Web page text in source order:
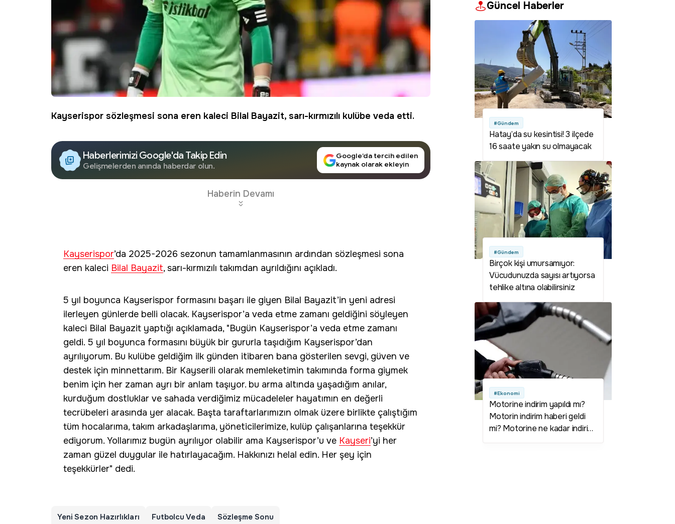
Kayserispor sözleşmesi sona eren kaleci Bilal Bayazit, sarı-kırmızılı kulübe veda etti.
Haberlerimizi Google'da Takip Edin
Gelişmelerden anında haberdar olun.
Google’da tercih edilen
kaynak olarak ekleyin
Haberin Devamı
Kayserispor’da 2025-2026 sezonun tamamlanmasının ardından sözleşmesi sona
eren kaleci Bilal Bayazit, sarı-kırmızılı takımdan ayrıldığını açıkladı.
5 yıl boyunca Kayserispor formasını başarı ile giyen Bilal Bayazit’in yeni adresi
ilerleyen günlerde belli olacak. Kayserispor’a veda etme zamanı geldiğini söyleyen
kaleci Bilal Bayazit yaptığı açıklamada, "Bugün Kayserispor’a veda etme zamanı
geldi. 5 yıl boyunca formasını büyük bir gururla taşıdığım Kayserispor’dan
ayrılıyorum. Bu kulübe geldiğim ilk günden itibaren bana gösterilen sevgi, güven ve
destek için minnettarım. Bir Kayserili olarak memleketimin takımında forma giymek
benim için her zaman ayrı bir anlam taşıyor. bu arma altında yaşadığım anılar,
kurduğum dostluklar ve sahada verdiğimiz mücadeleler hayatımın en değerli
tecrübeleri arasında yer alacak. Başta taraftarlarımızın olmak üzere birlikte çalıştığım
tüm hocalarıma, takım arkadaşlarıma, yöneticilerimize, kulüp çalışanlarına teşekkür
ediyorum. Yollarımız bugün ayrılıyor olabilir ama Kayserispor’u ve Kayseri’yi her
zaman güzel duygular ile hatırlayacağım. Hakkınızı helal edin. Her şey için
teşekkürler" dedi.
Yeni Sezon Hazırlıkları Futbolcu Veda Sözleşme Sonu
Güncel Haberler
#Gündem
Hatay’da su kesintisi! 3 ilçede
16 saate yakın su olmayacak
#Gündem
Birçok kişi umursamıyor:
Vücudunuzda sayısı artıyorsa
tehlike altına olabilirsiniz
#Ekonomi
Motorine indirim yapıldı mı?
Motorin indirim haberi geldi
mi? Motorine ne kadar indirim